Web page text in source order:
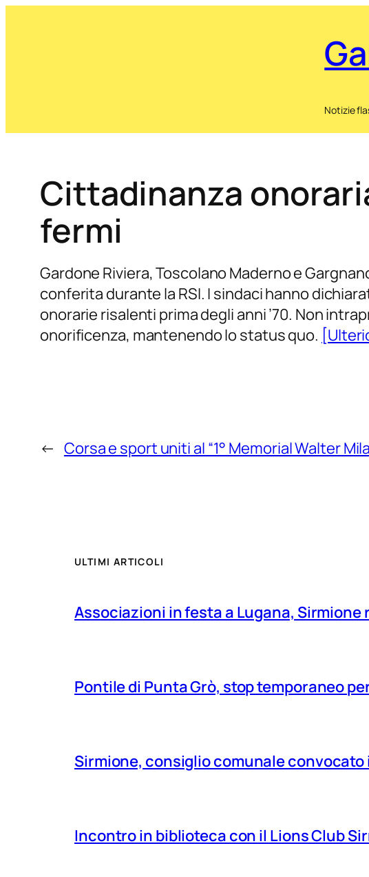
Notizie
Cittadinanza
fermi
Gardone Riviera, Toscolano Maderno e
conferita durante la RSI. I sindaci hanno
onorarie risalenti prima degli anni ’70. Non
onorificenza, mantenendo lo status quo.
← Corsa e sport uniti al “1° Memorial Walter
ULTIMI ARTICOLI
Associazioni in festa a Lugana,
Pontile di Punta Grò, stop temporaneo
Sirmione, consiglio comunale convocato
Incontro in biblioteca con il Lions Club